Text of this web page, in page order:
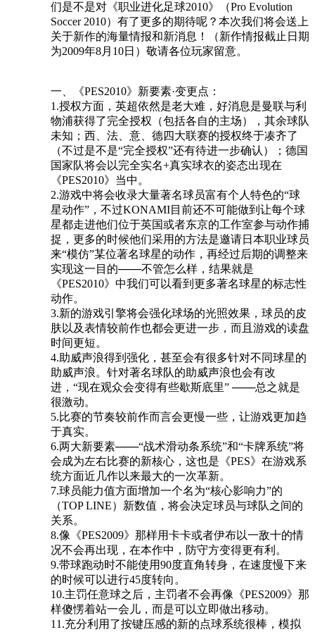
们是不是对《职业进化足球2010》（Pro Evolution
Soccer 2010）有了更多的期待呢？本次我们将会送上
关于新作的海量情报和新消息！（新作情报截止日期
为2009年8月10日）敬请各位玩家留意。
一、《PES2010》新要素·变更点：
1.授权方面，英超依然是老大难，好消息是曼联与利
物浦获得了完全授权（包括各自的主场），其余球队
未知；西、法、意、德四大联赛的授权终于凑齐了
（不过是不是“完全授权”还有待进一步确认）；德国
国家队将会以完全实名+真实球衣的姿态出现在
《PES2010》当中。
2.游戏中将会收录大量著名球员富有个人特色的“球
星动作”，不过KONAMI目前还不可能做到让每个球
星都走进他们位于英国或者东京的工作室参与动作捕
捉，更多的时候他们采用的方法是邀请日本职业球员
来“模仿”某位著名球星的动作，再经过后期的调整来
实现这一目的───不管怎么样，结果就是
《PES2010》中我们可以看到更多著名球星的标志性
动作。
3.新的游戏引擎将会强化球场的光照效果，球员的皮
肤以及表情较前作也都会更进一步，而且游戏的读盘
时间更短。
4.助威声浪得到强化，甚至会有很多针对不同球星的
助威声浪。针对著名球队的助威声浪也会有改
进，“现在观众会变得有些歇斯底里” ───总之就是
很激动。
5.比赛的节奏较前作而言会更慢一些，让游戏更加趋
于真实。
6.两大新要素───“战术滑动条系统”和“卡牌系统”将
会成为左右比赛的新核心，这也是《PES》在游戏系
统方面近几作以来最大的一次革新。
7.球员能力值方面增加一个名为“核心影响力”的
（TOP LINE）新数值，将会决定球员与球队之间的
关系。
8.像《PES2009》那样用卡卡或者伊布以一敌十的情
况不会再出现，在本作中，防守方变得更有利。
9.带球跑动时不能使用90度直角转身，在速度慢下来
的时候可以进行45度转向。
10.主罚任意球之后，主罚者不会再像《PES2009》那
样傻愣着站一会儿，而是可以立即做出移动。
11.充分利用了按键压感的新的点球系统很棒，模拟